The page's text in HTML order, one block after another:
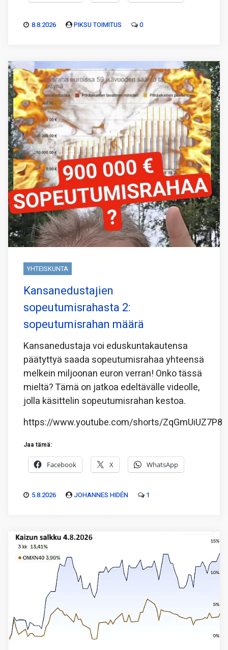
8.8.2026 PIKSU TOIMITUS 0
YHTEISKUNTA
Kansanedustajien
sopeutumisrahasta 2:
sopeutumisrahan määrä
Kansanedustaja voi eduskuntakautensa
päätyttyä saada sopeutumisrahaa yhteensä
melkein miljoonan euron verran! Onko tässä
mieltä? Tämä on jatkoa edeltävälle videolle,
jolla käsittelin sopeutumisrahan kestoa.
https://www.youtube.com/shorts/ZqGmUiUZ7P8
Jaa tämä:
Facebook X WhatsApp
5.8.2026 JOHANNES HIDÉN 1